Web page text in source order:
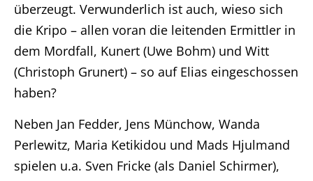
überzeugt. Verwunderlich ist auch, wieso sich
die Kripo – allen voran die leitenden Ermittler in
dem Mordfall, Kunert (Uwe Bohm) und Witt
(Christoph Grunert) – so auf Elias eingeschossen
haben?
Neben Jan Fedder, Jens Münchow, Wanda
Perlewitz, Maria Ketikidou und Mads Hjulmand
spielen u.a. Sven Fricke (als Daniel Schirmer),
Home
Unternehmen